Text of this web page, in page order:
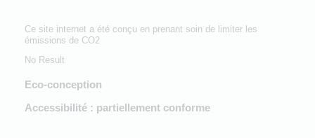
Ce site internet a été conçu en prenant soin de limiter les
émissions de CO2
No Result
Eco-conception
Accessibilité : partiellement conforme